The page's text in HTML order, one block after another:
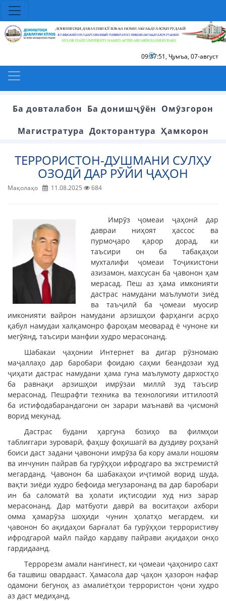
09:37:52, Ҷумъа, 07-август
Ба довталабон Ба донишҷӯён Омӯзгорон
Магистратура Докторантура Ҳамкорон
ТЕРРОРИСТОН-ДУШМАНИ СУЛҲУ
ОЗОДӢ ДАР РӮЙИ ҶАҲОН
Мақолаҳо 11.08.2025 684
Имрӯз ҷомеаи ҷаҳонӣ дар
давраи ниҳоят ҳассос ва
пурмоҷаро қарор дорад, ки
таъсири он ба табақаҳои
мухталифи ҷомеаи Тоҷикистони
азизамон, махсусан ба ҷавонон ҳам
мерасад. Пеш аз ҳама имконияти
дастрас намудани маълумоти зиёд
ва таъҷилӣ ба ҷомеаи муосир
имконияти вайрон намудани арзишҳои фарҳанги асрҳо
қабул намудаи халқамонро фароҳам меоварад ё чуноне ки
мегӯянд, таъсири манфии худро мерасонанд.
Шабакаи ҷаҳонии Интернет ва дигар рӯзномаю
маҷаллаҳо дар баробари фоидаю саҳми беандозаи худ
ҷиҳати дастрас намудани ҳама гуна маълумоту дархостҳо
ба равнақи арзишҳои имрӯзаи миллӣ зуд таъсир
мерасонад. Пешрафти техника ва технологияи иттилоотӣ
ба истифодабарандагони он зарари маънавӣ ва ҷисмонӣ
ворид мекунад.
Дастрас будани ҳаргуна бозиҳо ва филмҳои
таблиғгари зуроварӣ, фаҳшу фоҳишагӣ ва дуздиву роҳзанӣ
боиси даст задани ҷавонони имрӯза ба кору амали ношоям
ва инчунин пайрав ба гурӯҳҳои ифродгаро ва экстремистӣ
мегарданд. Ҷавонон ба шабакаҳои иҷтимоӣ ворид шуда,
вақти зиёди худро бефоида мегузаронанд ва дар баробари
ин ба саломатӣ ва ҳолати иқтисодии худ низ зарар
мерасонанд. Дар матбуоти даврӣ ва воситаҳои ахбори
омма ҳамарӯза шоҳиди чунин ҳолатҳо мегардем, ки
ҷавонон бо ақидаҳои барғалат ба гурӯҳҳои террористиву
ифродгароӣ майл пайдо кардаву пайрави ақидаҳои онҳо
гардидаанд.
Террорезм амали нангинест, ки ҷомеаи ҷаҳониро сахт
ба ташвиш овардааст. Ҳамасола дар ҷаҳон ҳазорон нафар
одамони бегуноҳ аз амалиётҳои террористон ҷони худро
аз даст медиҳанд.